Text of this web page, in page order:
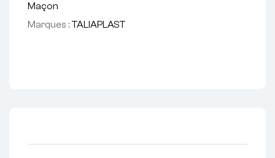
Maçon
Marques : TALIAPLAST